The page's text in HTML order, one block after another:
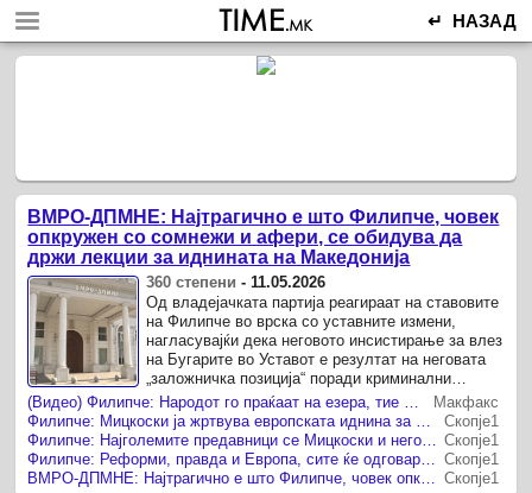
↵ НАЗАД
ВМРО-ДПМНЕ: Најтрагично е што Филипче, човек
опкружен со сомнежи и афери, се обидува да
држи лекции за иднината на Македонија
360 степени - 11.05.2026
Од владејачката партија реагираат на ставовите
на Филипче во врска со уставните измени,
нагласувајќи дека неговото инсистирање за влез
на Бугарите во Уставот е резултат на неговата
„заложничка позиција“ поради криминални
активности Најтрагично е што ...
Макфакс
Скопје1
Скопје1
Скопје1
Скопје1